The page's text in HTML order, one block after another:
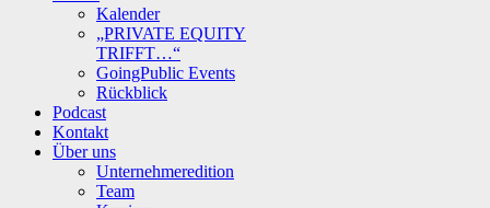
Kalender
„PRIVATE EQUITY
TRIFFT…“
GoingPublic Events
Rückblick
Podcast
Kontakt
Über uns
Unternehmeredition
Team